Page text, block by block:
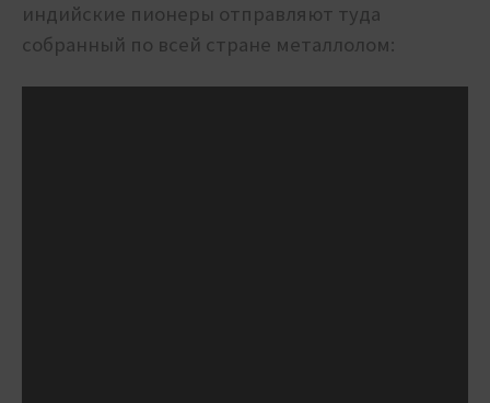
индийские пионеры отправляют туда
собранный по всей стране металлолом: